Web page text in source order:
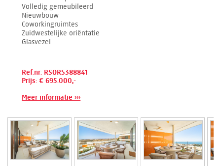
Volledig gemeubileerd
Nieuwbouw
Coworkingruimtes
Zuidwestelijke oriëntatie
Glasvezel
Ref.nr: RSOR5388841
Prijs: € 695.000,-
Meer informatie ›››